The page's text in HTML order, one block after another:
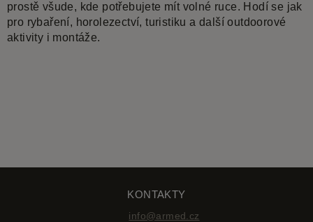
prostě všude, kde potřebujete mít volné ruce. Hodí se jak
pro rybaření, horolezectví, turistiku a další outdoorové
aktivity i montáže.
KONTAKTY
info@armed.cz